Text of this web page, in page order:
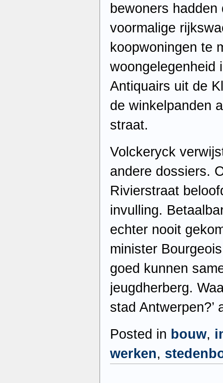
bewoners
voormalige
koopwoningen te
woongelegenheid
Antiquairs uit de
de winkelpanden
straat.
Volckeryck
andere dossiers.
Rivierstraat
invulling.
echter nooit
minister
goed kunnen
jeugdherberg.
stad Antwerpen?’
Posted in bouw,
werken,